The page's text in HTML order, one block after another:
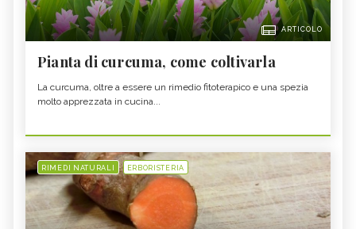
ARTICOLO
Pianta di curcuma, come coltivarla
La curcuma, oltre a essere un rimedio fitoterapico e una spezia
molto apprezzata in cucina...
RIMEDI NATURALI ERBORISTERIA